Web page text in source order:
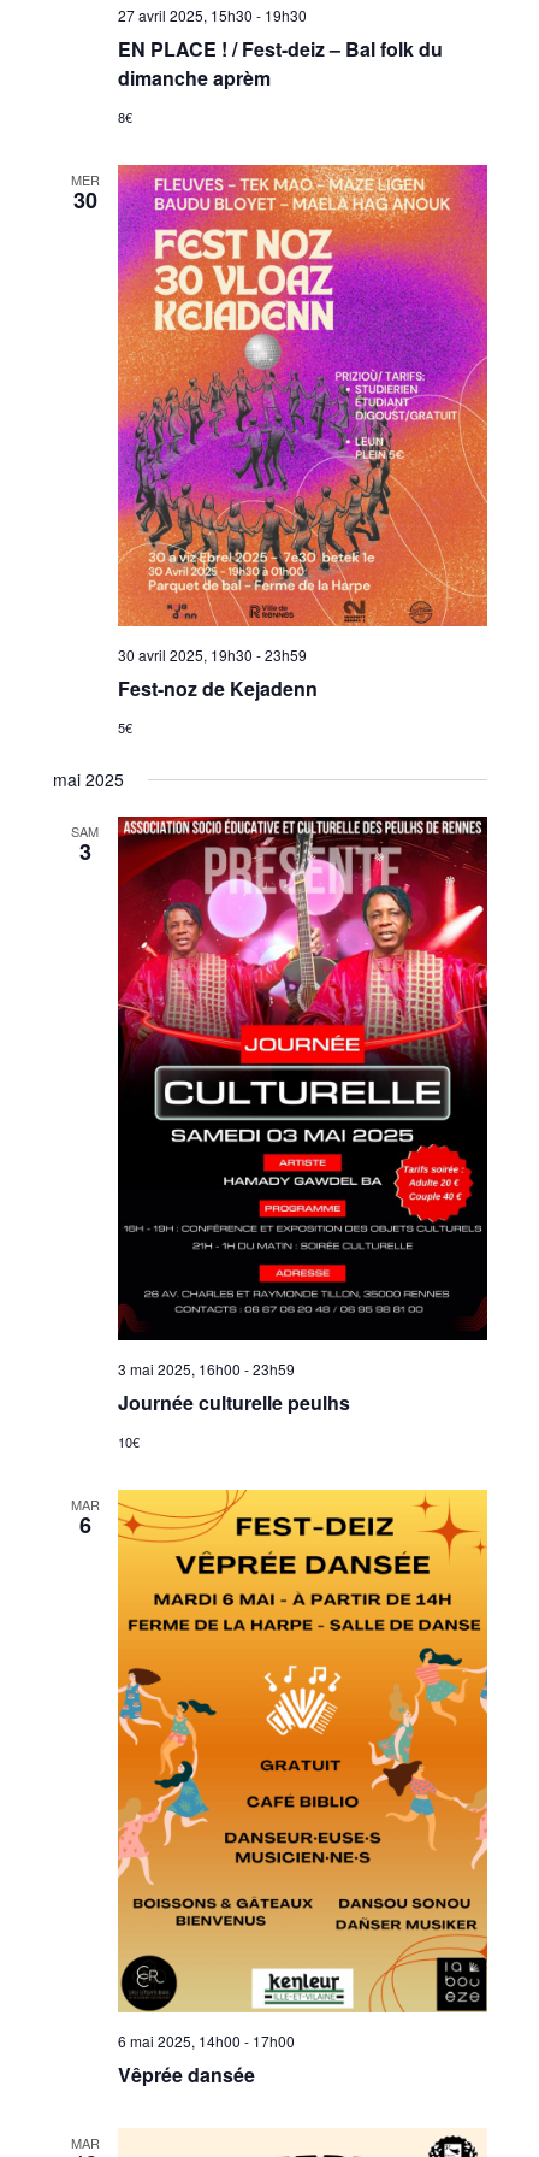
27 avril 2025, 15h30 - 19h30
EN PLACE ! / Fest-deiz – Bal folk du
dimanche aprèm
8€
MER
30
30 avril 2025, 19h30 -23h59
Fest-noz de Kejadenn
5€
mai 2025
SAM
3
3 mai 2025, 16h00 -23h59
Journée culturelle peulhs
10€
MAR
6
6 mai 2025, 14h00 - 17h00
Vêprée dansée
MAR